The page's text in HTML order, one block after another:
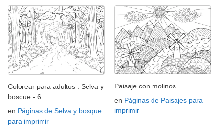
Colorear para adultos : Selva y
bosque - 6
en Páginas de Selva y bosque
para imprimir
Paisaje con molinos
en Páginas de Paisajes para
imprimir